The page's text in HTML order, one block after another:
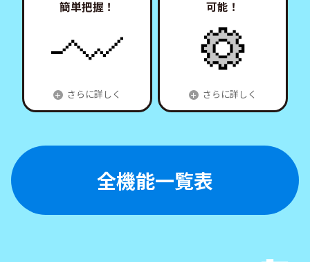
簡単把握！
＋ さらに詳しく
可能！
＋ さらに詳しく
全機能一覧表